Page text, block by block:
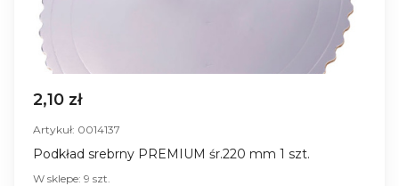
2,10 zł
Artykuł: 0014137
Podkład srebrny PREMIUM śr.220 mm 1 szt.
W sklepe: 9 szt.